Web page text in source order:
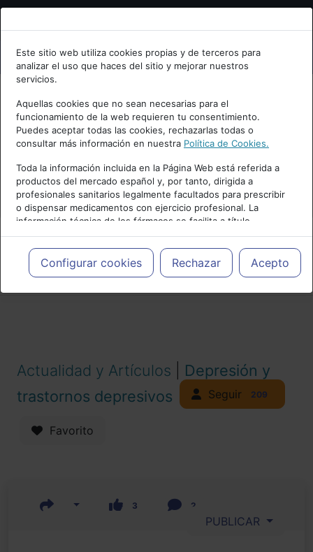
Bienvenid@ a psiquiatria.com
Escribe tu Email
Accede o regístrate con tu email.
Cancelar
Este sitio web utiliza cookies propias y de terceros para
analizar el uso que haces del sitio y mejorar nuestros
servicios.
Aquellas cookies que no sean necesarias para el
funcionamiento de la web requieren tu consentimiento.
Puedes aceptar todas las cookies, rechazarlas todas o
consultar más información en nuestra Política de Cookies.
Toda la información incluida en la Página Web está referida a
productos del mercado español y, por tanto, dirigida a
profesionales sanitarios legalmente facultados para prescribir
o dispensar medicamentos con ejercicio profesional. La
información técnica de los fármacos se facilita a título
meramente informativo, siendo responsabilidad de los
profesionales facultados prescribir medicamentos y decidir, en
cada caso concreto, el tratamiento más adecuado a las
necesidades del paciente.
Configurar cookies Rechazar Acepto
PUBLICIDAD
Actualidad y Artículos
Depresión y
trastornos depresivos
Seguir 209
Favorito
3 2
PUBLICAR